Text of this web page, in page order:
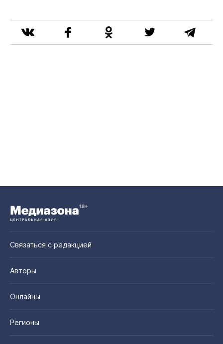
Связаться с редакцией
Авторы
Онлайны
Регионы